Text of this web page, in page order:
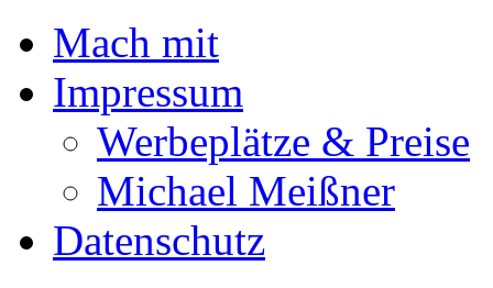
Mach mit
Impressum
Werbeplätze & Preise
Michael Meißner
Datenschutz